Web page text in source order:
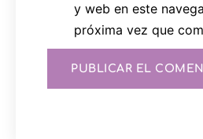
y web en este
próxima vez que